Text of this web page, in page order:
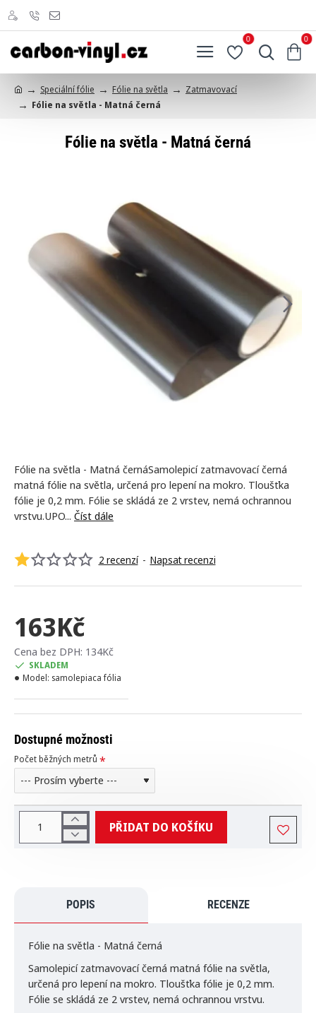
0 0
Speciální fólie Fólie na světla
Zatmavovací
Fólie na světla - Matná černá
Fólie na světla - Matná černá
Fólie na světla - Matná černáSamolepicí zatmavovací černá
matná fólie na světla, určená pro lepení na mokro. Tloušťka
fólie je 0,2 mm. Fólie se skládá ze 2 vrstev, nemá ochrannou
vrstvu.UPO... Číst dále
2 recenzí - Napsat recenzi
163Kč
Cena bez DPH: 134Kč
SKLADEM
Model: samolepiaca fólia
Dostupné možnosti
Počet běžných metrů
PŘIDAT DO KOŠÍKU
POPIS RECENZE
Fólie na světla - Matná černá
Samolepicí zatmavovací černá matná fólie na světla,
určená pro lepení na mokro. Tloušťka fólie je 0,2 mm.
Fólie se skládá ze 2 vrstev, nemá ochrannou vrstvu.